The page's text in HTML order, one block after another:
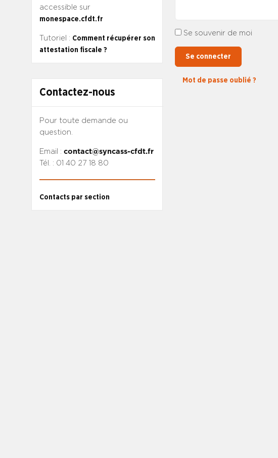
accessible sur
monespace.cfdt.fr
Tutoriel : Comment récupérer son
attestation fiscale ?
Contactez-nous
Pour toute demande ou
question.
Email : contact@syncass-cfdt.fr
Tél. : 01 40 27 18 80
Contacts par section
Se souvenir de moi
Se connecter
Mot de passe oublié ?